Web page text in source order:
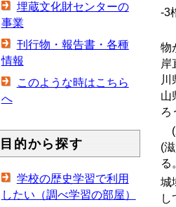
埋蔵文化財センターの
事業
刊行物・報告書・各種
情報
このような時はこちら
へ
目的から探す
学校の歴史学習で利用
したい（調べ学習の部屋）
-3
物
岸
川
山
ろ
(
る
城
し